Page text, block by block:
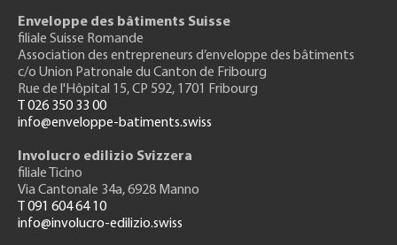
Enveloppe des bâtiments Suisse
filiale Suisse Romande
Association des entrepreneurs d’enveloppe des bâtiments
c/o Union Patronale du Canton de Fribourg
Rue de l'Hôpital 15, CP 592, 1701 Fribourg
T 026 350 33 00
info@enveloppe-batiments.swiss
Involucro edilizio Svizzera
filiale Ticino
Via Cantonale 34a, 6928 Manno
T 091 604 64 10
info@involucro-edilizio.swiss